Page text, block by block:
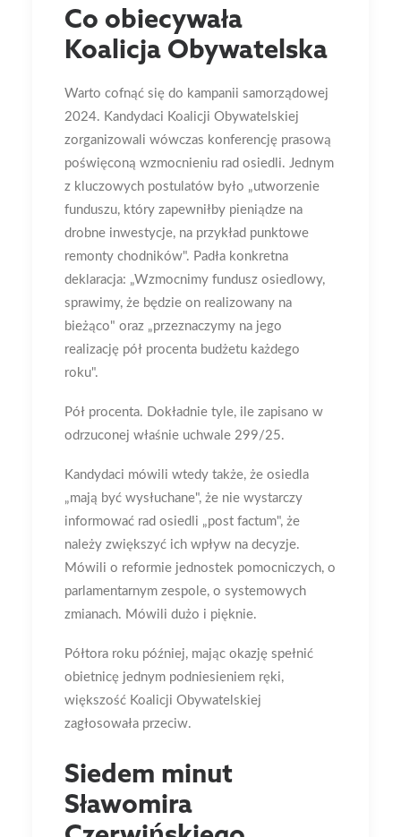
Co obiecywała
Koalicja Obywatelska
Warto cofnąć się do kampanii samorządowej
2024. Kandydaci Koalicji Obywatelskiej
zorganizowali wówczas konferencję prasową
poświęconą wzmocnieniu rad osiedli. Jednym
z kluczowych postulatów było „utworzenie
funduszu, który zapewniłby pieniądze na
drobne inwestycje, na przykład punktowe
remonty chodników". Padła konkretna
deklaracja: „Wzmocnimy fundusz osiedlowy,
sprawimy, że będzie on realizowany na
bieżąco" oraz „przeznaczymy na jego
realizację pół procenta budżetu każdego
roku".
Pół procenta. Dokładnie tyle, ile zapisano w
odrzuconej właśnie uchwale 299/25.
Kandydaci mówili wtedy także, że osiedla
„mają być wysłuchane", że nie wystarczy
informować rad osiedli „post factum", że
należy zwiększyć ich wpływ na decyzje.
Mówili o reformie jednostek pomocniczych, o
parlamentarnym zespole, o systemowych
zmianach. Mówili dużo i pięknie.
Półtora roku później, mając okazję spełnić
obietnicę jednym podniesieniem ręki,
większość Koalicji Obywatelskiej
zagłosowała przeciw.
Siedem minut
Sławomira